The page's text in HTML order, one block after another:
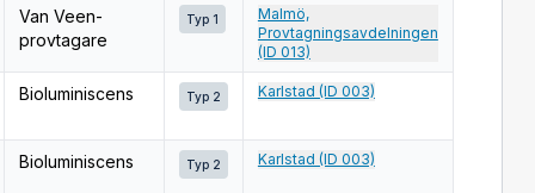
Van Veen-
provtagare
Typ 1
Malmö,
Provtagningsavdelningen
(ID 013)
Bioluminiscens Typ 2 Karlstad (ID 003)
Bioluminiscens Typ 2 Karlstad (ID 003)